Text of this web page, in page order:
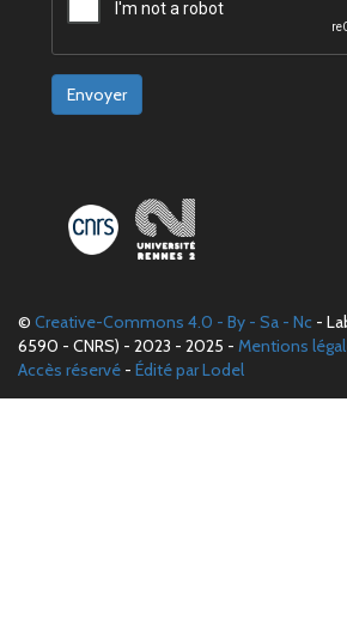
Envoyer
© Creative-Commons 4.0 - By - Sa - Nc -
6590 - CNRS) - 2023 - 2025 - Mentions
Accès réservé - Édité par Lodel